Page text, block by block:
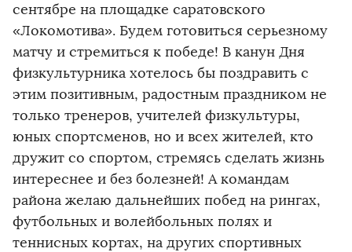
сентябре на площадке саратовского
«Локомотива». Будем готовиться серьезному
матчу и стремиться к победе! В канун Дня
физкультурника хотелось бы поздравить с
этим позитивным, радостным праздником не
только тренеров, учителей физкультуры,
юных спортсменов, но и всех жителей, кто
дружит со спортом, стремясь сделать жизнь
интереснее и без болезней! А командам
района желаю дальнейших побед на рингах,
футбольных и волейбольных полях и
теннисных кортах, на других спортивных